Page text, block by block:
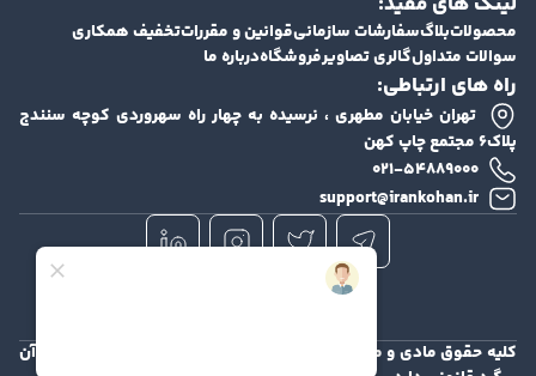
محصولاتبلاگسفارشات سازمانیقوانین و مقرراتتخفیف همکاری
سوالات متداولگالری تصاویرفروشگاهدرباره ما
راه های ارتباطی:
تهران خیابان مطهری ، نرسیده به چهار راه سهروردی کوچه سنندج
پلاک۶ مجتمع چاپ کهن
۰۲۱-۵۴۸۸۹۰۰۰
support@irankohan.ir
کلیه حقوق مادی و معنوی این سایت محفوظ و هرگونه کپی برداری از آن